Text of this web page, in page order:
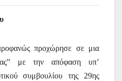
προχώρησε σε μια
με την απόφαση υπ’
συμβουλίου της 29ης